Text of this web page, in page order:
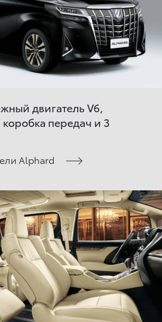
двигатель V6,
коробка передач и 3
Alphard